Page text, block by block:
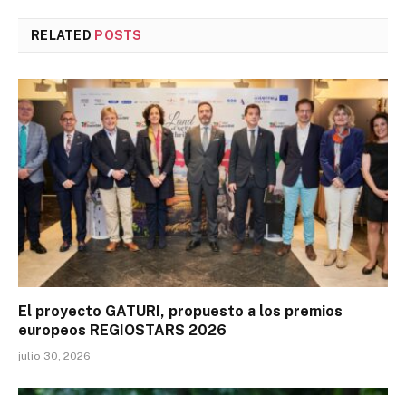
RELATED POSTS
El proyecto GATURI, propuesto a los premios
europeos REGIOSTARS 2026
julio 30, 2026